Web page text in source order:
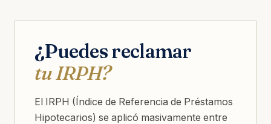
¿Puedes reclamar
tu IRPH?
El IRPH (Índice de Referencia de Préstamos
Hipotecarios) se aplicó masivamente entre